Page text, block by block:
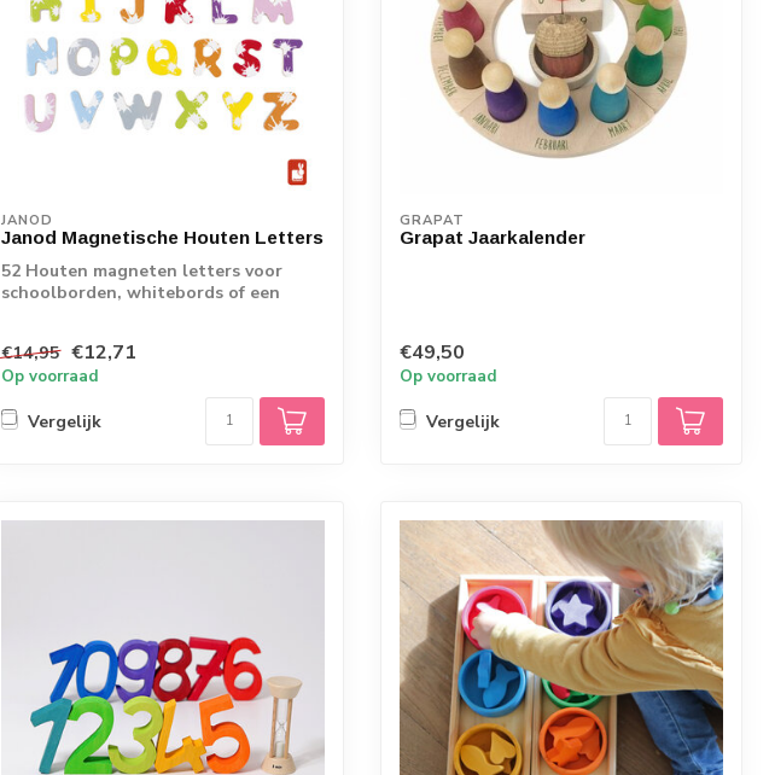
JANOD
Janod Magnetische Houten Letters
52 Houten magneten letters voor
schoolborden, whitebords of een
€14,95 €12,71
Op voorraad
Vergelijk
GRAPAT
Grapat Jaarkalender
€49,50
Op voorraad
Vergelijk